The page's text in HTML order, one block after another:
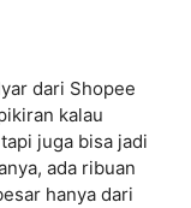
dari Shopee
kalau
juga bisa jadi
ada ribuan
hanya dari